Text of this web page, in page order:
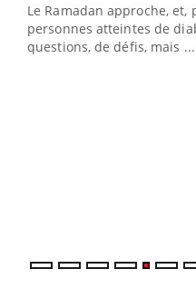
Le Ramadan approche, et,
personnes atteintes de
questions, de défis, mais ...